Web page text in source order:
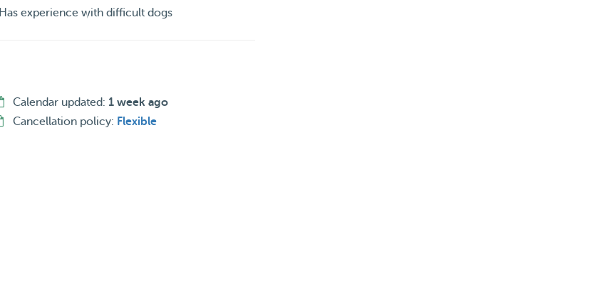
Has experience with difficult dogs
Calendar updated: 1 week ago
Cancellation policy: Flexible